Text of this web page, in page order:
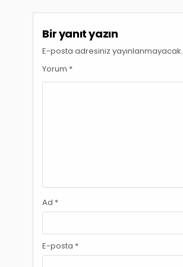
Bir yanıt yazın
E-posta adresiniz yayınlanmayacak.
Yorum *
Ad *
E-posta *